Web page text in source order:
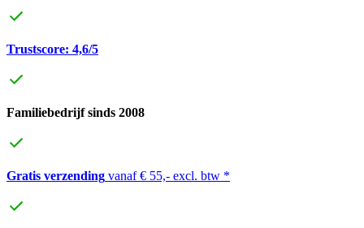
Trustscore: 4,6/5
Familiebedrijf sinds 2008
Gratis verzending vanaf € 55,- excl. btw *